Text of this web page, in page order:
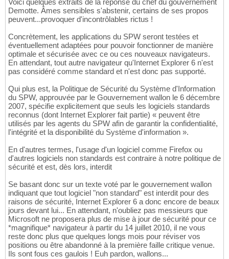
Voici quelques extraits de la réponse du chef du gouvernement
Demotte. Âmes sensibles s'abstenir, certains de ses propos
peuvent...provoquer d'incontrôlables rictus !
Concrètement, les applications du SPW seront testées et
éventuellement adaptées pour pouvoir fonctionner de manière
optimale et sécurisée avec ce ou ces nouveaux navigateurs.
En attendant, tout autre navigateur qu'Internet Explorer 6 n'est
pas considéré comme standard et n'est donc pas supporté.
Qui plus est, la Politique de Sécurité du Système d'Information
du SPW, approuvée par le Gouvernement wallon le 6 décembre
2007, spécifie explicitement que seuls les logiciels standards
reconnus (dont Internet Explorer fait partie) « peuvent être
utilisés par les agents du SPW afin de garantir la confidentialité,
l'intégrité et la disponibilité du Système d'information ».
En d'autres termes, l'usage d'un logiciel comme Firefox ou
d'autres logiciels non standards est contraire à notre politique de
sécurité et est, dès lors, interdit
Se basant donc sur un texte voté par le gouvernement wallon
indiquant que tout logiciel "non standard" est interdit pour des
raisons de sécurité, Internet Explorer 6 a donc encore de beaux
jours devant lui... En attendant, n'oubliez pas messieurs que
Microsoft ne proposera plus de mise à jour de sécurité pour ce
*magnifique* navigateur à partir du 14 juillet 2010, il ne vous
reste donc plus que quelques longs mois pour réviser vos
positions ou être abandonné à la première faille critique venue.
Ils sont fous ces gaulois ! Euh pardon, wallons...